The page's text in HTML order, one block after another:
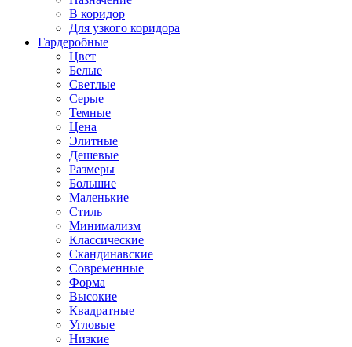
В коридор
Для узкого коридора
Гардеробные
Цвет
Белые
Светлые
Серые
Темные
Цена
Элитные
Дешевые
Размеры
Большие
Маленькие
Стиль
Минимализм
Классические
Скандинавские
Современные
Форма
Высокие
Квадратные
Угловые
Низкие